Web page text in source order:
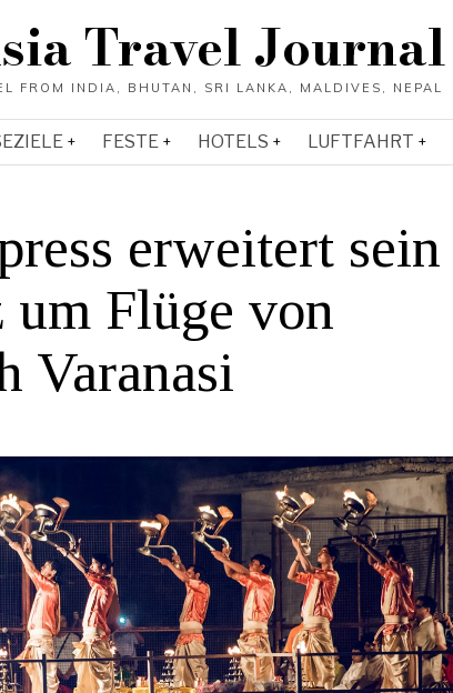
Travel Journal
FESTE HOTELS LUFTFAHRT
erweitert sein
um Flüge von
Varanasi